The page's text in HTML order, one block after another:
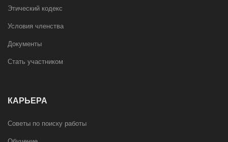
Этический кодекс
Условия членства
Документы
Стать участником
КАРЬЕРА
Советы по поиску работы